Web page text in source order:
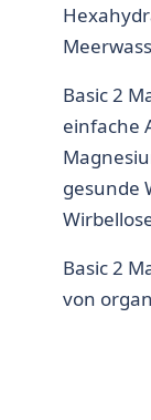
Basic 2
einfache
gesunde
Basic 2
von